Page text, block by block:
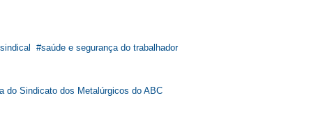
saúde e segurança do trabalhador
do Sindicato dos Metalúrgicos do ABC